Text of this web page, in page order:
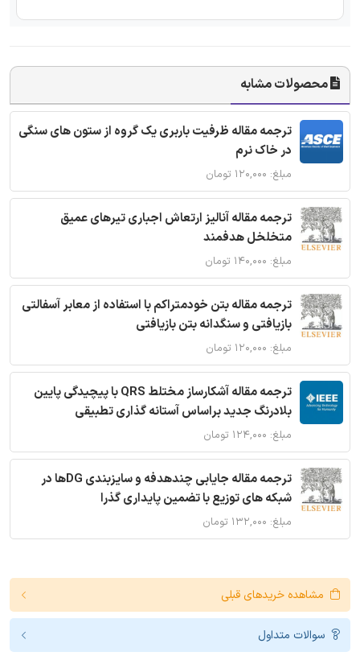
محصولات مشابه
ترجمه مقاله ظرفیت باربری یک گروه از ستون های سنگی
در خاک نرم
مبلغ: ۱۲۰,۰۰۰ تومان
ترجمه مقاله آنالیز ارتعاش اجباری تیرهای عمیق
متخلخل هدفمند
مبلغ: ۱۴۰,۰۰۰ تومان
ترجمه مقاله بتن خودمتراکم با استفاده از معابر آسفالتی
بازیافتی و سنگدانه بتن بازیافتی
مبلغ: ۱۲۰,۰۰۰ تومان
ترجمه مقاله آشکارساز مختلط QRS با پیچیدگی پایین
بلادرنگ جدید براساس آستانه گذاری تطبیقی
مبلغ: ۱۲۴,۰۰۰ تومان
ترجمه مقاله جایابی چندهدفه و سایزبندی DGها در
شبکه های توزیع با تضمین پایداری گذرا
مبلغ: ۱۳۲,۰۰۰ تومان
مشاهده خریدهای قبلی
سوالات متداول